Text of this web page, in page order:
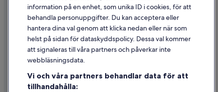
Juridisk information/Kontakta oss
Riktlinjer för innehåll och anmäla innehåll
Hjälp
Avboka eller ändra din bokning
information på en enhet, som unika ID i cookies, för att
behandla personuppgifter. Du kan acceptera eller
hantera dina val genom att klicka nedan eller när som
helst på sidan för dataskyddspolicy. Dessa val kommer
att signaleras till våra partners och påverkar inte
webbläsningsdata.
Vi och våra partners behandlar data för att
tillhandahålla: